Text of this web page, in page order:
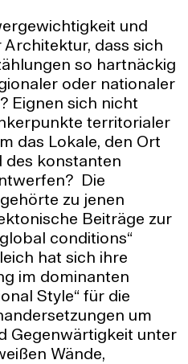
und
dass sich
so hartnäckig
oder nationaler
Eignen sich nicht
territorialer
das Lokale, den Ort
des konstanten
Die
zu jenen
Beiträge zur
conditions“
hat sich ihre
im dominanten
Style“ für die
um
Gegenwärtigkeit unter
Wände,